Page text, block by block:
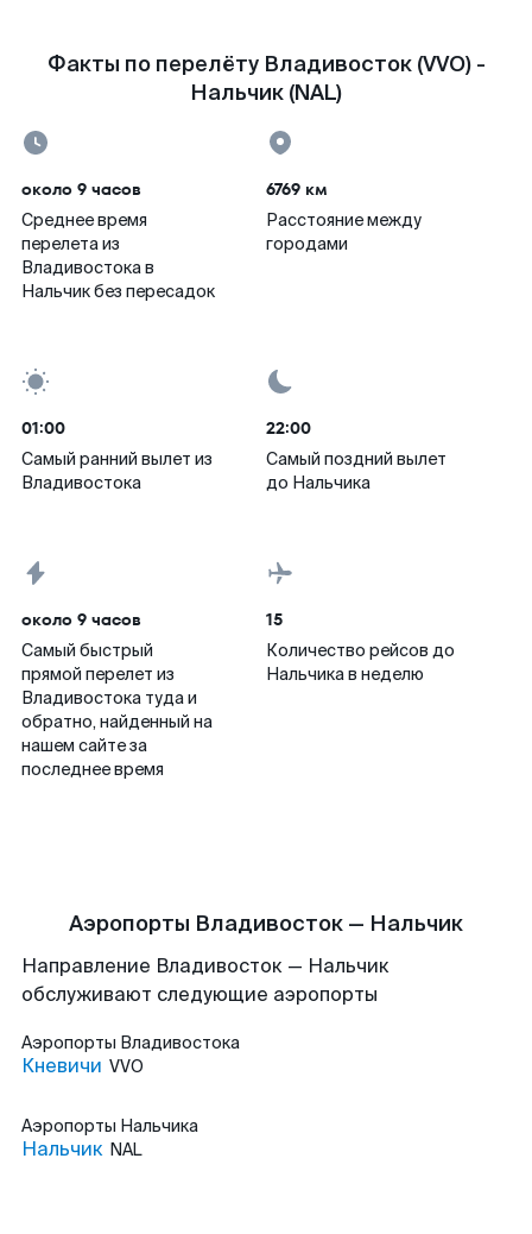
Факты по перелёту Владивосток (VVO) -
Нальчик (NAL)
около 9 часов
Среднее время
перелета из
Владивостока в
Нальчик без пересадок
6769 км
Расстояние между
городами
01:00
Самый ранний вылет из
Владивостока
22:00
Самый поздний вылет
до Нальчика
около 9 часов
Самый быстрый
прямой перелет из
Владивостока туда и
обратно, найденный на
нашем сайте за
последнее время
15
Количество рейсов до
Нальчика в неделю
Аэропорты Владивосток — Нальчик
Направление Владивосток — Нальчик
обслуживают следующие аэропорты
Аэропорты Владивостока
Кневичи VVO
Аэропорты Нальчика
Нальчик NAL